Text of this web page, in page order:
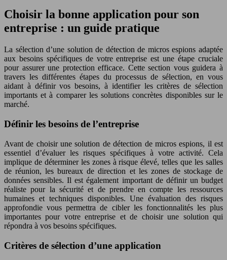
Choisir la bonne application pour son
entreprise : un guide pratique
La sélection d’une solution de détection de micros espions adaptée
aux besoins spécifiques de votre entreprise est une étape cruciale
pour assurer une protection efficace. Cette section vous guidera à
travers les différentes étapes du processus de sélection, en vous
aidant à définir vos besoins, à identifier les critères de sélection
importants et à comparer les solutions concrètes disponibles sur le
marché.
Définir les besoins de l’entreprise
Avant de choisir une solution de détection de micros espions, il est
essentiel d’évaluer les risques spécifiques à votre activité. Cela
implique de déterminer les zones à risque élevé, telles que les salles
de réunion, les bureaux de direction et les zones de stockage de
données sensibles. Il est également important de définir un budget
réaliste pour la sécurité et de prendre en compte les ressources
humaines et techniques disponibles. Une évaluation des risques
approfondie vous permettra de cibler les fonctionnalités les plus
importantes pour votre entreprise et de choisir une solution qui
répondra à vos besoins spécifiques.
Critères de sélection d’une application